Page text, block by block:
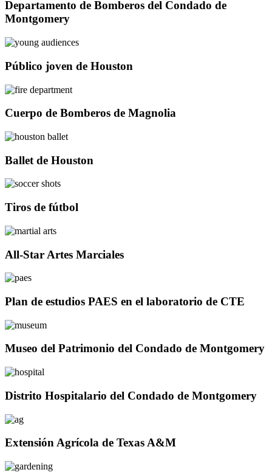
Departamento de Bomberos del Condado de
Montgomery
Público joven de Houston
Cuerpo de Bomberos de Magnolia
Ballet de Houston
Tiros de fútbol
All-Star Artes Marciales
Plan de estudios PAES en el laboratorio de CTE
Museo del Patrimonio del Condado de Montgomery
Distrito Hospitalario del Condado de Montgomery
Extensión Agrícola de Texas A&M